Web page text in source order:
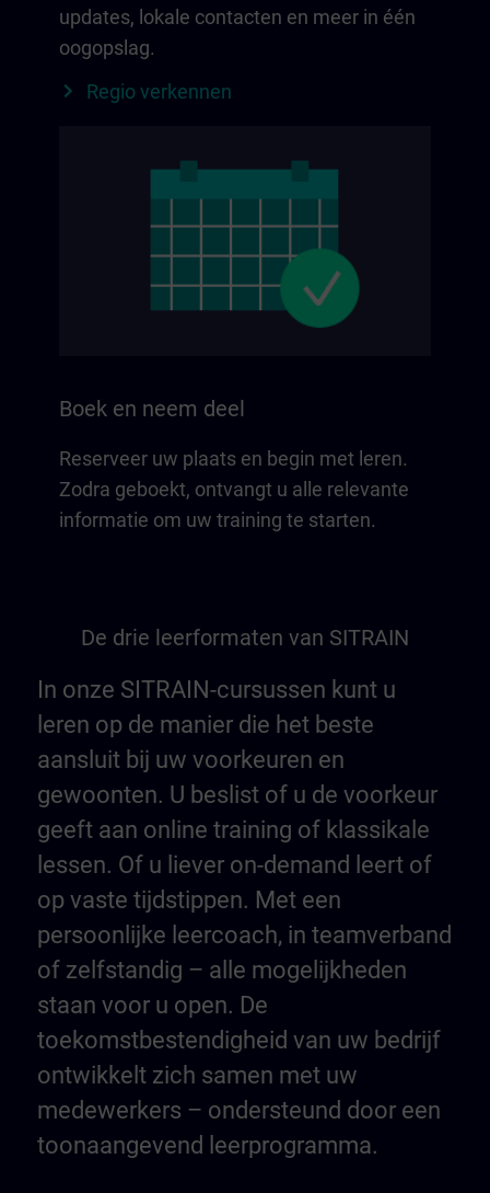
updates, lokale contacten en meer in één
oogopslag.
Regio verkennen
Boek en neem deel
Reserveer uw plaats en begin met leren.
Zodra geboekt, ontvangt u alle relevante
informatie om uw training te starten.
De drie leerformaten van SITRAIN
In onze SITRAIN-cursussen kunt u
leren op de manier die het beste
aansluit bij uw voorkeuren en
gewoonten. U beslist of u de voorkeur
geeft aan online training of klassikale
lessen. Of u liever on-demand leert of
op vaste tijdstippen. Met een
persoonlijke leercoach, in teamverband
of zelfstandig – alle mogelijkheden
staan voor u open. De
toekomstbestendigheid van uw bedrijf
ontwikkelt zich samen met uw
medewerkers – ondersteund door een
toonaangevend leerprogramma.